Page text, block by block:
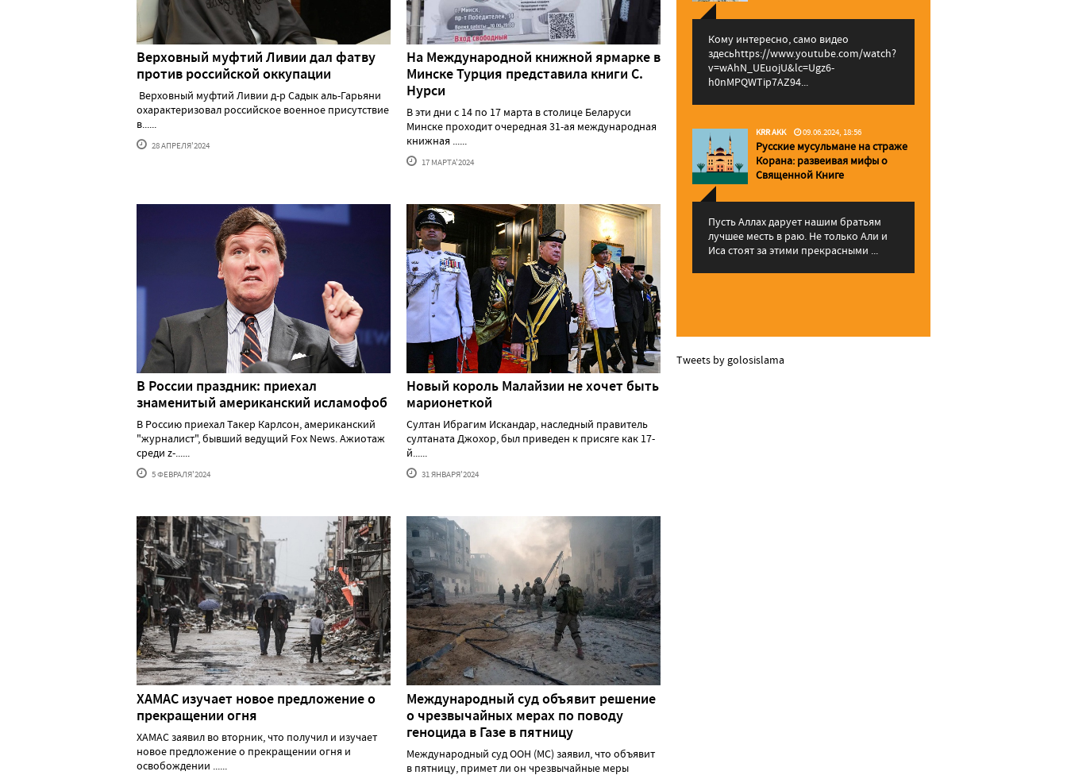
Верховный муфтий Ливии дал фатву
против российской оккупации
Верховный муфтий Ливии д-р Садык аль-Гарьяни
охарактеризовал российское военное присутствие
в......
28 АПРЕЛЯ'2024
На Международной книжной ярмарке в
Минске Турция представила книги С.
Нурси
В эти дни с 14 по 17 марта в столице Беларуси
Минске проходит очередная 31-ая международная
книжная ......
17 МАРТА'2024
В России праздник: приехал
знаменитый американский исламофоб
В Россию приехал Такер Карлсон, американский
"журналист", бывший ведущий Fox News. Ажиотаж
среди z-......
5 ФЕВРАЛЯ'2024
Новый король Малайзии не хочет быть
марионеткой
Султан Ибрагим Искандар, наследный правитель
султаната Джохор, был приведен к присяге как 17-
й......
31 ЯНВАРЯ'2024
ХАМАС изучает новое предложение о
прекращении огня
ХАМАС заявил во вторник, что получил и изучает
новое предложение о прекращении огня и
освобождении ......
Международный суд объявит решение
о чрезвычайных мерах по поводу
геноцида в Газе в пятницу
Международный суд ООН (МС) заявил, что объявит
в пятницу, примет ли он чрезвычайные меры
Кому интересно, само видео
здесьhttps://www.youtube.com/watch?
v=wAhN_UEuojU&lc=Ugz6-
h0nMPQWTip7AZ94...
KRR AKK 09.06.2024, 18:56
Русские мусульмане на страже
Корана: pазвеивая мифы о
Священной Книге
Пусть Аллах дарует нашим братьям
лучшее месть в раю. Не только Али и
Иса стоят за этими прекрасными ...
Tweets by golosislama